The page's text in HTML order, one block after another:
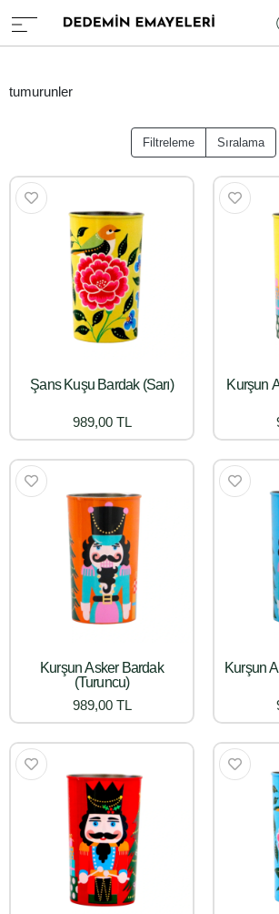
tumurunler
Filtreleme Sıralama
Şans Kuşu Bardak (Sarı)
989,00 TL
Kurşun
Kurşun Asker Bardak
(Turuncu)
989,00 TL
Kurşun